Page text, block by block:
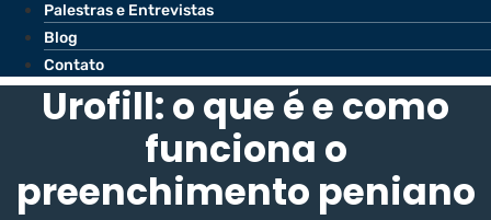
Palestras e Entrevistas
Blog
Contato
Urofill: o que é e como
funciona o
preenchimento peniano